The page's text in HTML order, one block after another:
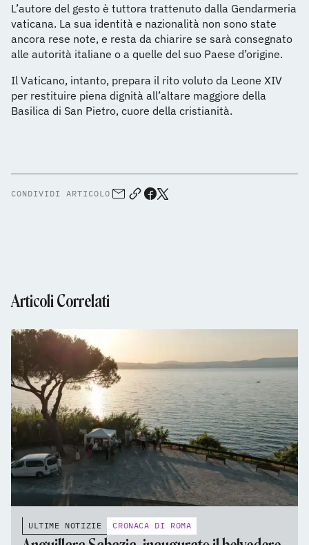
L’autore del gesto è tuttora trattenuto dalla Gendarmeria
vaticana. La sua identità e nazionalità non sono state
ancora rese note, e resta da chiarire se sarà consegnato
alle autorità italiane o a quelle del suo Paese d’origine.
Il Vaticano, intanto, prepara il rito voluto da Leone XIV
per restituire piena dignità all’altare maggiore della
Basilica di San Pietro, cuore della cristianità.
CONDIVIDI ARTICOLO
Articoli Correlati
ULTIME NOTIZIE CRONACA DI ROMA